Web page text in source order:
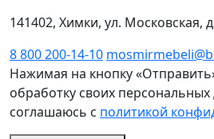
141402, Химки, ул. Московская,
8 800 200-14-10
Нажимая на кнопку
обработку своих
соглашаюсь с политикой